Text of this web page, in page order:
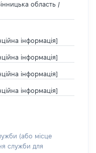
область /
інформація]
інформація]
інформація]
інформація]
(або місце
служби для